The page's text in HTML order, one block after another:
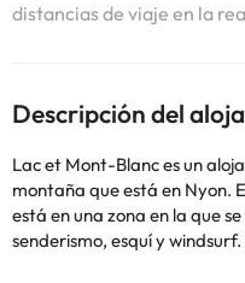
distancias de viaje en la
Descripción del
Lac et Mont-Blanc es un
montaña que está en Nyon.
está en una zona en la que
senderismo, esquí y windsurf. Este apartamento dispone de 1
dormitorio, cocina con